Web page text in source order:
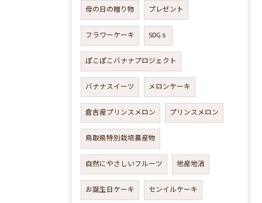
母の日の贈り物 プレゼント
フラワーケーキ SDGｓ
ぽこぽこバナナプロジェクト
バナナスイーツ メロンケーキ
倉吉産プリンスメロン プリンスメロン
鳥取県特別栽培農産物
自然にやさしいフルーツ 地産地消
お誕生日ケーキ センイルケーキ